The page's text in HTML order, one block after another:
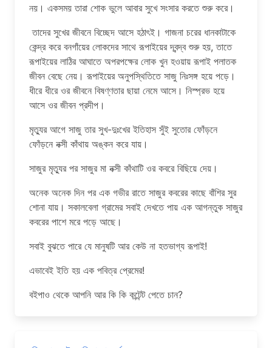
নয়। একসময় তারা শোক ভুলে আবার সুখে সংসার করতে শুরু করে।
তাদের সুখের জীবনে বিচ্ছেদ আসে হঠাৎই। গাজনা চরের ধানকাটাকে
কেন্দ্র করে বনগাঁয়ের লোকদের সাথে রূপাইয়ের দ্বন্দ্ব শুরু হয়, তাতে
রূপাইয়ের লাঠির আঘাতে অপরপক্ষের লোক খুন হওয়ায় রূপাই পলাতক
জীবন বেছে নেয়। রূপাইয়ের অনুপস্থিতিতে সাজু নিঃসঙ্গ হয়ে পড়ে।
ধীরে ধীরে ওর জীবনে বিষণ্ণতার ছায়া নেমে আসে। নিস্প্রভ হয়ে
আসে ওর জীবন প্রদীপ।
মৃত্যুর আগে সাজু তার সুখ-দুঃখের ইতিহাস সুঁই সুতোর ফোঁড়নে
ফোঁড়নে নক্সী কাঁথায় অঙ্কন করে যায়।
সাজুর মৃত্যুর পর সাজুর মা নক্সী কাঁথাটি ওর কবরে বিছিয়ে দেয়।
অনেক অনেক দিন পর এক গভীর রাতে সাজুর কবরের কাছে বাঁশির সুর
শোনা যায়। সকালবেলা গ্রামের সবাই দেখতে পায় এক আগন্তুক সাজুর
কবরের পাশে মরে পড়ে আছে।
সবাই বুঝতে পারে যে মানুষটি আর কেউ না হতভাগ্য রূপাই!
এভাবেই ইতি হয় এক পবিত্র প্রেমের!
বইপাও থেকে আপনি আর কি কি কন্টেন্ট পেতে চান?